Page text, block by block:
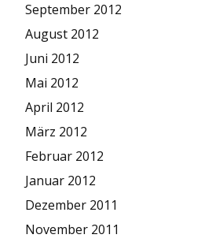
September 2012
August 2012
Juni 2012
Mai 2012
April 2012
März 2012
Februar 2012
Januar 2012
Dezember 2011
November 2011